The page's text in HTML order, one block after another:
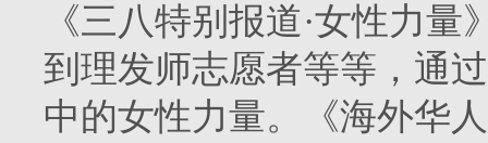
《三八特别报道·女性力
到理发师志愿者等等，通
中的女性力量。《海外华